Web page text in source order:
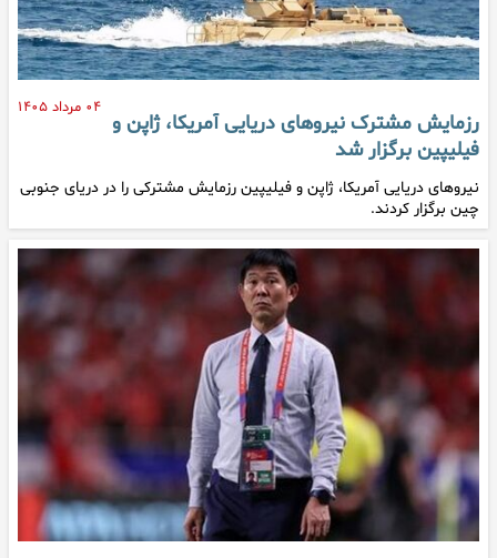
۰۴ مرداد ۱۴۰۵
رزمایش مشترک نیروهای دریایی آمریکا، ژاپن و
فیلیپین برگزار شد
نیروهای دریایی آمریکا، ژاپن و فیلیپین رزمایش مشترکی را در دریای جنوبی
چین برگزار کردند.